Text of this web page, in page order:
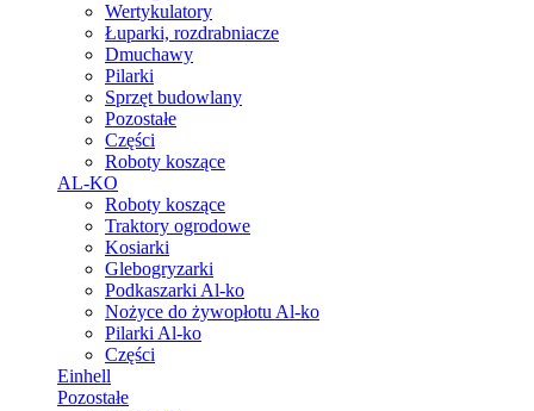
Wertykulatory
Łuparki, rozdrabniacze
Dmuchawy
Pilarki
Sprzęt budowlany
Pozostałe
Części
Roboty koszące
AL-KO
Roboty koszące
Traktory ogrodowe
Kosiarki
Glebogryzarki
Podkaszarki Al-ko
Nożyce do żywopłotu Al-ko
Pilarki Al-ko
Części
Einhell
Pozostałe